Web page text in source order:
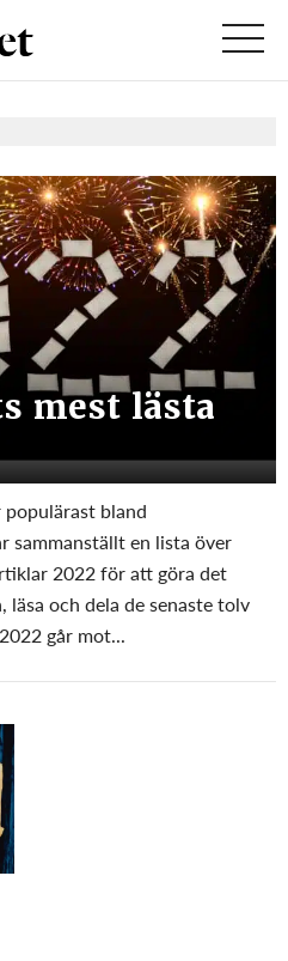
mest lästa
bland
sammanställt en lista över
2022 för att göra det
och dela de senaste tolv
går mot...